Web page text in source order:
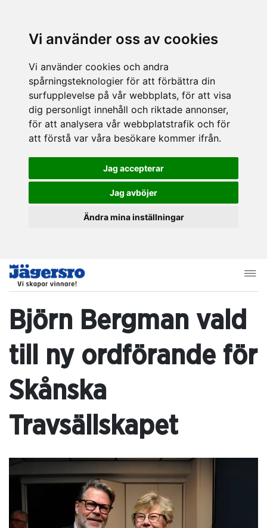
Vi använder oss av cookies
Vi använder cookies och andra
spårningsteknologier för att förbättra din
surfupplevelse på vår webbplats, för att visa
dig personligt innehåll och riktade annonser,
för att analysera vår webbplatstrafik och för
att förstå var våra besökare kommer ifrån.
Jag accepterar
Jag avböjer
Ändra mina inställningar
Björn Bergman vald
till ny ordförande för
Skånska
Travsällskapet